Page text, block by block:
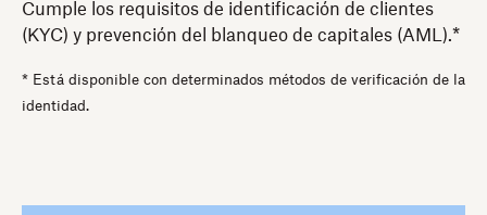
Cumple los requisitos de identificación de clientes
(KYC) y prevención del blanqueo de capitales (AML).*
* Está disponible con determinados métodos de verificación de la
identidad.